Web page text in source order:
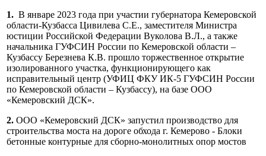
1. В январе 2023 года при участии губернатора Кемеровской
области-Кузбасса Цивилева С.Е., заместителя Министра
юстиции Российской Федерации Вуколова В.Л., а также
начальника ГУФСИН России по Кемеровской области –
Кузбассу Березнева К.В. прошло торжественное открытие
изолированного участка, функционирующего как
исправительный центр (УФИЦ ФКУ ИК-5 ГУФСИН России
по Кемеровской области – Кузбассу), на базе ООО
«Кемеровский ДСК».
2. ООО «Кемеровский ДСК» запустил производство для
строительства моста на дороге обхода г. Кемерово - Блоки
бетонные контурные для сборно-монолитных опор мостов